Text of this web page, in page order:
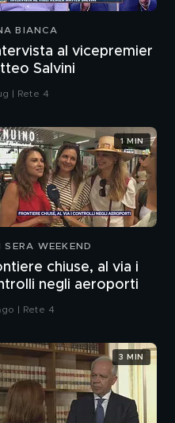
BIANCA
al vicepremier
Salvini
| Rete 4
SERA WEEKEND
chiuse, al via i
negli aeroporti
| Rete 4
1 MIN
3 MIN